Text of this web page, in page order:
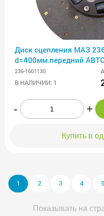
Диск сцепления МАЗ
d=400мм.передний
236-1601130
В НАЛИЧИИ: 1
- +
Купить в
1 2 3 4 5
Показывать на